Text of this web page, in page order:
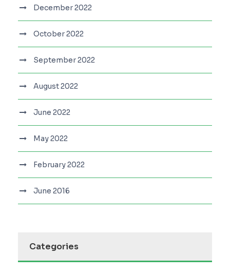
December 2022
October 2022
September 2022
August 2022
June 2022
May 2022
February 2022
June 2016
Categories